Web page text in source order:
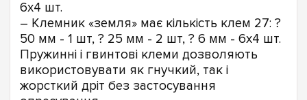
6х4 шт.
– Клемник «земля» має кількість клем 27: ?
50 мм - 1 шт, ? 25 мм - 2 шт, ? 6 мм - 6х4 шт.
Пружинні і гвинтові клеми дозволяють
використовувати як гнучкий, так і
жорсткий дріт без застосування